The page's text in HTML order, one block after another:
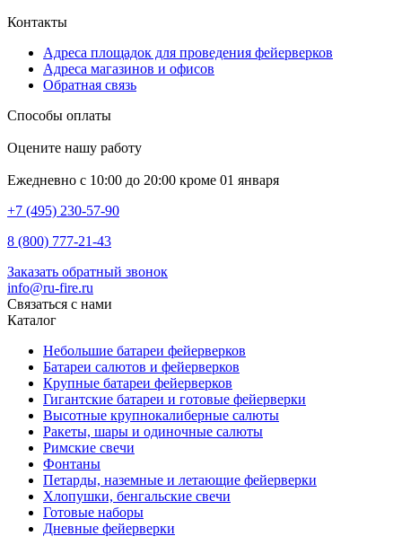
Контакты
Адреса площадок для проведения фейерверков
Адреса магазинов и офисов
Обратная связь
Способы оплаты
Оцените нашу работу
Ежедневно с 10:00 до 20:00 кроме 01 января
+7 (495) 230-57-90
8 (800) 777-21-43
Заказать обратный звонок
info@ru-fire.ru
Связаться с нами
Каталог
Небольшие батареи фейерверков
Батареи салютов и фейерверков
Крупные батареи фейерверков
Гигантские батареи и готовые фейерверки
Высотные крупнокалиберные салюты
Ракеты, шары и одиночные салюты
Римские свечи
Фонтаны
Петарды, наземные и летающие фейерверки
Хлопушки, бенгальские свечи
Готовые наборы
Дневные фейерверки